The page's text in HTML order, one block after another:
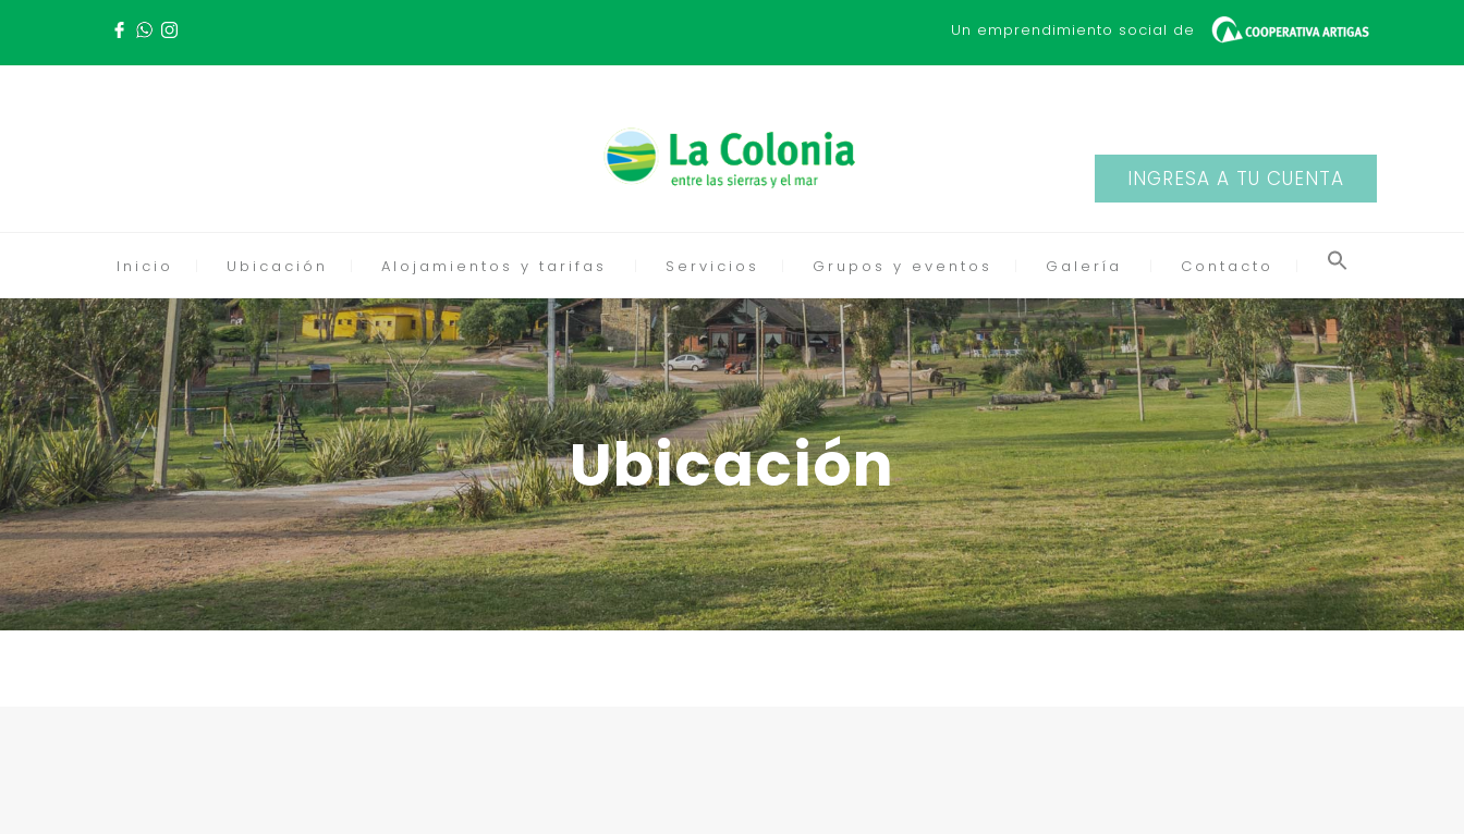
INGRESA A TU CUENTA
Un emprendimiento social de
Inicio Ubicación Alojamientos y tarifas Servicios Grupos y eventos Galería Contacto
Ubicación